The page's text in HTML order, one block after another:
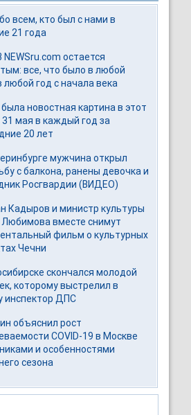
всем, кто был с нами в
21 года
остается
все, что было в любой
любой год с начала века
была новостная картина в этот
31 мая в каждый год за
20 лет
мужчина открыл
с балкона, ранены девочка и
Росгвардии (ВИДЕО)
Кадыров и министр культуры
Любимова вместе снимут
фильм о культурных
Чечни
скончался молодой
которому выстрелил в
инспектор ДПС
объяснил рост
COVID-19 в Москве
и особенностями
сезона